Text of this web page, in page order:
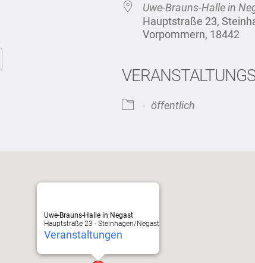
iCalendar
Uwe-Brauns-Halle in
Hauptstraße 23,
Vorpommern, 18442
öffentlich
Uwe-Brauns-Halle in Negast
Hauptstraße 23 - Steinhagen/Negast
Veranstaltungen